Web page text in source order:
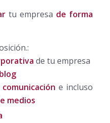
tu empresa de forma
de tu empresa
blog
e incluso
medios